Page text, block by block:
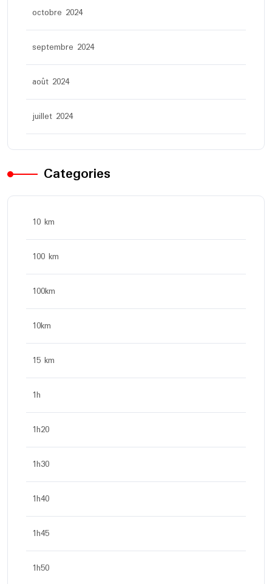
octobre 2024
septembre 2024
août 2024
juillet 2024
Categories
10 km
100 km
100km
10km
15 km
1h
1h20
1h30
1h40
1h45
1h50